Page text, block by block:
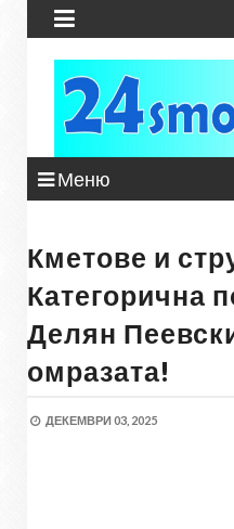

Меню
Кметове и
Категорична
Делян
омразата!
ДЕКЕМВРИ 03, 2025